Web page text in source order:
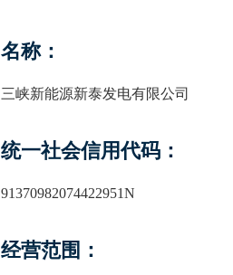
名称：
三峡新能源新泰发电有限公司
统一社会信用代码：
91370982074422951N
经营范围：